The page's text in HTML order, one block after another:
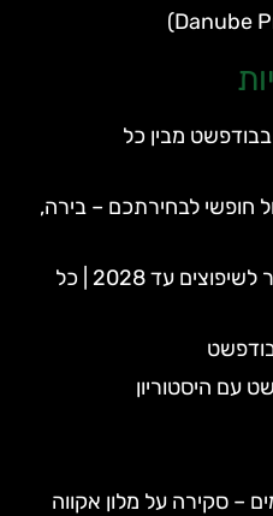
מבין כל
חופשי לבחירתכם – בירה,
ספא גלרט בבודפשט – נסגר לשיפוצים עד 2028 | כל
עם היסטוריון
– סקירה על מלון אקווה